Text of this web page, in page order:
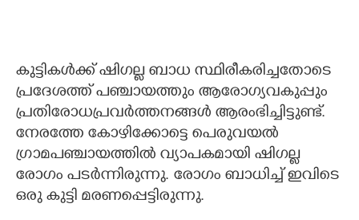
കുട്ടികൾക്ക് ഷിഗല്ല ബാധ സ്ഥിരീകരിച്ചതോടെ
പ്രദേശത്ത് പഞ്ചായത്തും ആരോഗ്യവകുപ്പും
പ്രതിരോധപ്രവർത്തനങ്ങൾ ആരംഭിച്ചിട്ടുണ്ട്.
നേരത്തേ കോഴിക്കോട്ടെ പെരുവയൽ
ഗ്രാമപഞ്ചായത്തിൽ വ്യാപകമായി ഷിഗല്ല
രോഗം പടർന്നിരുന്നു. രോഗം ബാധിച്ച് ഇവിടെ
ഒരു കുട്ടി മരണപ്പെട്ടിരുന്നു.